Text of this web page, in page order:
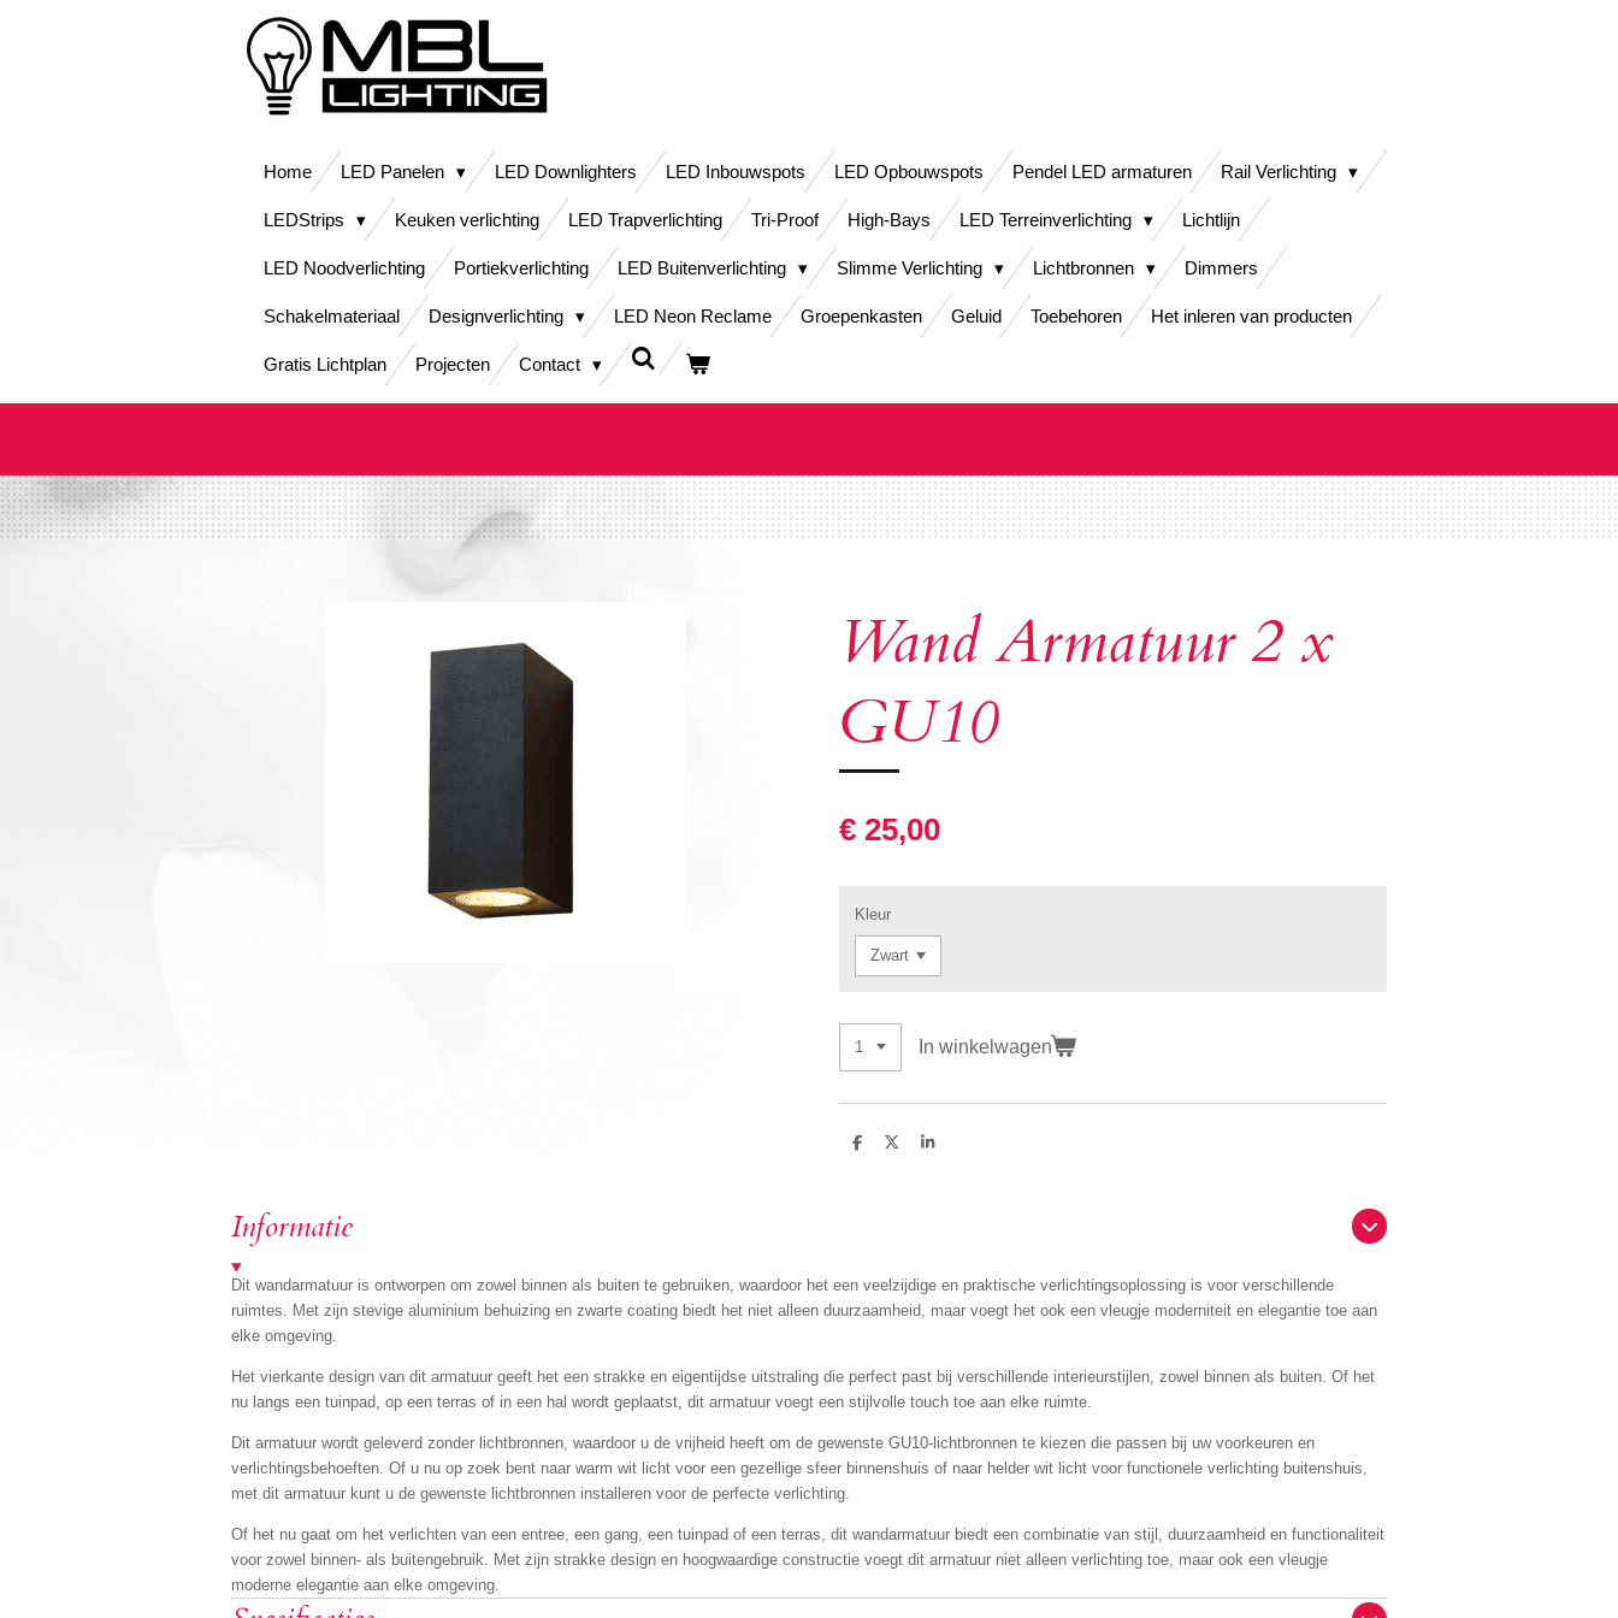
Home LED Panelen LED Downlighters LED Inbouwspots LED Opbouwspots Pendel LED armaturen Rail Verlichting
LEDStrips Keuken verlichting LED Trapverlichting Tri-Proof High-Bays LED Terreinverlichting Lichtlijn
LED Noodverlichting Portiekverlichting LED Buitenverlichting Slimme Verlichting Lichtbronnen Dimmers
Schakelmateriaal Designverlichting LED Neon Reclame Groepenkasten Geluid Toebehoren Het inleren van producten
Gratis Lichtplan Projecten Contact
Wand Armatuur 2 x
GU10
€ 25,00
Kleur
In winkelwagen
D
D
S
Informatie
Dit wandarmatuur is ontworpen om zowel binnen als buiten te gebruiken, waardoor het een veelzijdige en praktische verlichtingsoplossing is voor verschillende
ruimtes. Met zijn stevige aluminium behuizing en zwarte coating biedt het niet alleen duurzaamheid, maar voegt het ook een vleugje moderniteit en elegantie toe aan
elke omgeving.
Het vierkante design van dit armatuur geeft het een strakke en eigentijdse uitstraling die perfect past bij verschillende interieurstijlen, zowel binnen als buiten. Of het
nu langs een tuinpad, op een terras of in een hal wordt geplaatst, dit armatuur voegt een stijlvolle touch toe aan elke ruimte.
Dit armatuur wordt geleverd zonder lichtbronnen, waardoor u de vrijheid heeft om de gewenste GU10-lichtbronnen te kiezen die passen bij uw voorkeuren en
verlichtingsbehoeften. Of u nu op zoek bent naar warm wit licht voor een gezellige sfeer binnenshuis of naar helder wit licht voor functionele verlichting buitenshuis,
met dit armatuur kunt u de gewenste lichtbronnen installeren voor de perfecte verlichting.
Of het nu gaat om het verlichten van een entree, een gang, een tuinpad of een terras, dit wandarmatuur biedt een combinatie van stijl, duurzaamheid en functionaliteit
voor zowel binnen- als buitengebruik. Met zijn strakke design en hoogwaardige constructie voegt dit armatuur niet alleen verlichting toe, maar ook een vleugje
moderne elegantie aan elke omgeving.